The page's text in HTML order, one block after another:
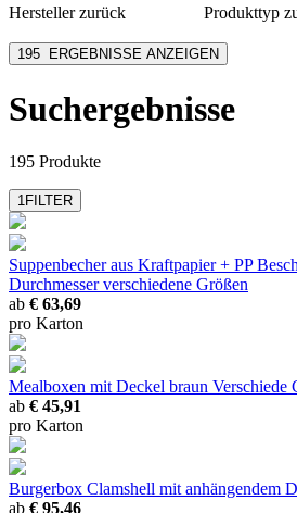
Herstellerzurück
sabert
Dart Container
Duni BioPak
mehr anzeigen
Produkttyp
Einleger
195 ERGEBNISSE ANZEIGEN
Suchergebnisse
195 Produkte
1FILTER
Suppenbecher aus Kraftpapier + PP
Durchmesserverschiedene Größen
ab € 63,69
pro Karton
Mealboxen mit Deckel braun Verschiede
ab € 45,91
pro Karton
Burgerbox Clamshell mit anhängendem
ab € 95,46